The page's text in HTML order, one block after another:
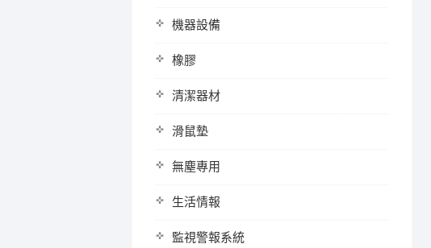
機器設備
橡膠
清潔器材
滑鼠墊
無塵專用
生活情報
監視警報系統